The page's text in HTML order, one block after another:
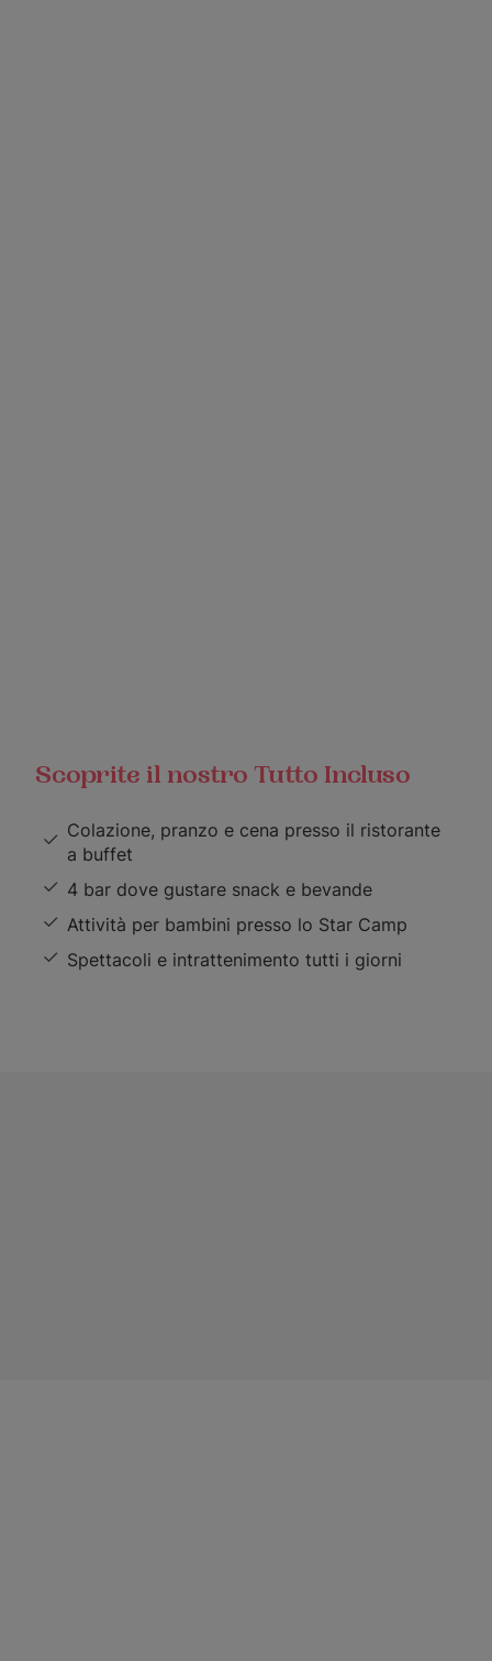
Scoprite il nostro Tutto Incluso
Colazione, pranzo e cena presso il ristorante
a buffet
4 bar dove gustare snack e bevande
Attività per bambini presso lo Star Camp
Spettacoli e intrattenimento tutti i giorni